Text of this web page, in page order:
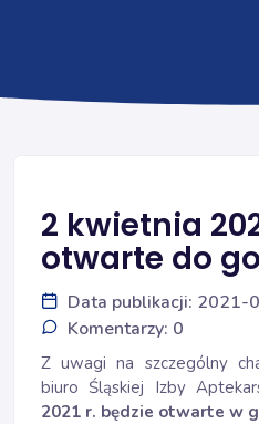
2 kwietnia
otwarte do
Data publikacji: 2021-
Komentarzy: 0
Z uwagi na szczególny
biuro Śląskiej Izby
2021 r. będzie otwarte w